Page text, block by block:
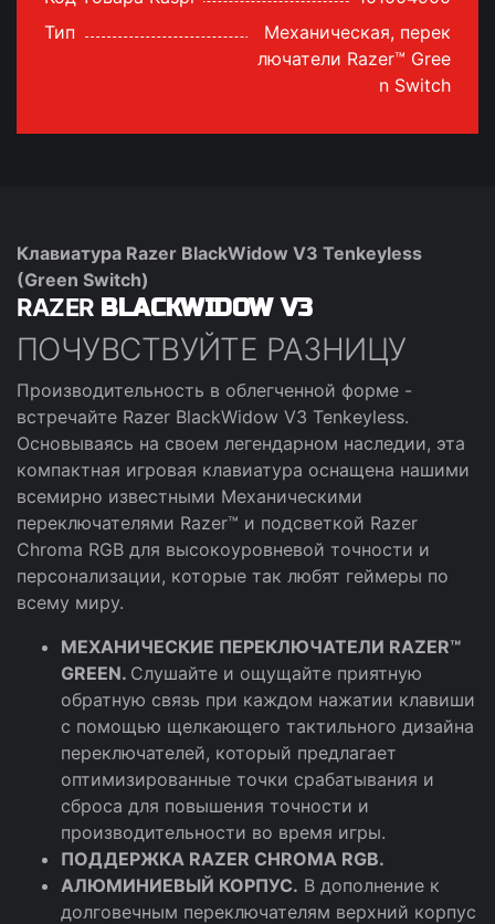
Тип
Механическая, перек
лючатели Razer™ Gree
n Switch
Клавиатура Razer BlackWidow V3 Tenkeyless
(Green Switch)
RAZERBLACKWIDOW V3
ПОЧУВСТВУЙТЕ РАЗНИЦУ
Производительность в облегченной форме -
встречайте Razer BlackWidow V3 Tenkeyless.
Основываясь на своем легендарном наследии, эта
компактная игровая клавиатура оснащена нашими
всемирно известными Механическими
переключателями Razer™ и подсветкой Razer
Chroma RGB для высокоуровневой точности и
персонализации, которые так любят геймеры по
всему миру.
МЕХАНИЧЕСКИЕ ПЕРЕКЛЮЧАТЕЛИ RAZER™
GREEN. Слушайте и ощущайте приятную
обратную связь при каждом нажатии клавиши
с помощью щелкающего тактильного дизайна
переключателей, который предлагает
оптимизированные точки срабатывания и
сброса для повышения точности и
производительности во время игры.
ПОДДЕРЖКА RAZER CHROMA RGB.
АЛЮМИНИЕВЫЙ КОРПУС. В дополнение к
долговечным переключателям верхний корпус